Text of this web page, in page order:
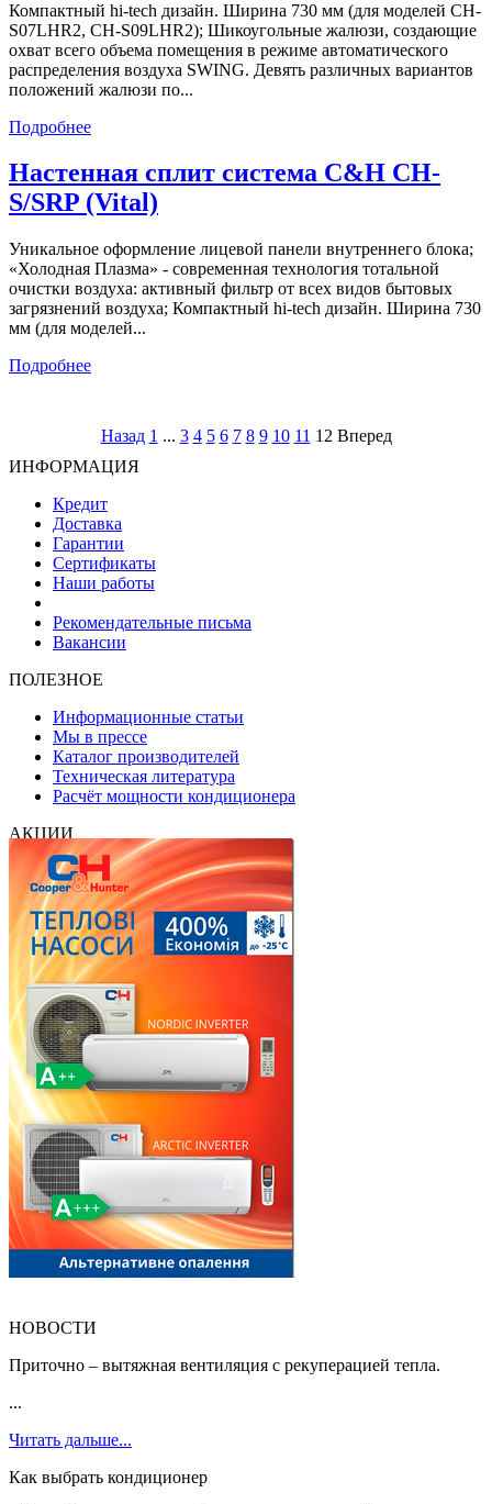
Компактный hi-tech дизайн. Ширина 730 мм (для моделей CH-
S07LHR2, CH-S09LHR2); Шикоугольные жалюзи, создающие
охват всего объема помещения в режиме автоматического
распределения воздуха SWING. Девять различных вариантов
положений жалюзи по...
Подробнее
Настенная сплит система C&H CH-
S/SRP (Vital)
Уникальное оформление лицевой панели внутреннего блока;
«Холодная Плазма» - современная технология тотальной
очистки воздуха: активный фильтр от всех видов бытовых
загрязнений воздуха; Компактный hi-tech дизайн. Ширина 730
мм (для моделей...
Подробнее
Назад 1 ... 3 4 5 6 7 8 9 10 11 12 Вперед
ИНФОРМАЦИЯ
Кредит
Доставка
Гарантии
Сертификаты
Наши работы
Рекомендательные письма
Вакансии
ПОЛЕЗНОЕ
Информационные статьи
Мы в прессе
Каталог производителей
Техническая литература
Расчёт мощности кондиционера
АКЦИИ
НОВОСТИ
Приточно – вытяжная вентиляция с рекуперацией тепла.
...
Читать дальше...
Как выбрать кондиционер